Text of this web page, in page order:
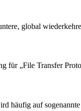
global
für „File Transfer
häufig auf